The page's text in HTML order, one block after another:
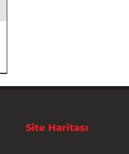
Site Haritası